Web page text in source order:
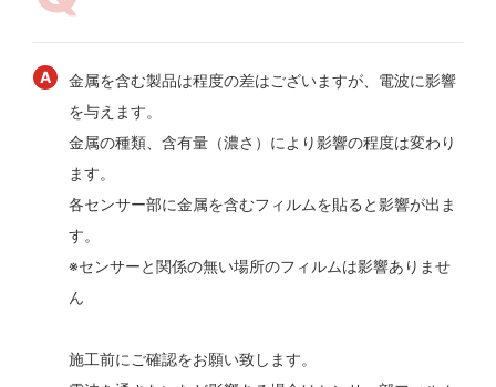
金属を含む製品は程度の差はございますが、電波に影響
を与えます。
金属の種類、含有量（濃さ）により影響の程度は変わり
ます。
各センサー部に金属を含むフィルムを貼ると影響が出ま
す。
※センサーと関係の無い場所のフィルムは影響ありませ
ん
施工前にご確認をお願い致します。